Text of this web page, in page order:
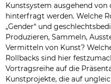
Kunstsystem ausgehend
hinterfragt werden. Welche
„Gender“ und
Produzieren, Sammeln,
Vermitteln von Kunst?
Rollbacks sind hier
Vortragsreihe auf die
Kunstprojekte, die auf